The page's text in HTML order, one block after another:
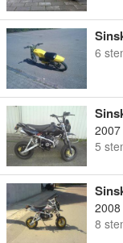
6
2007
5
2008
8